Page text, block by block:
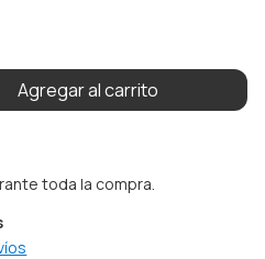
toda la compra.